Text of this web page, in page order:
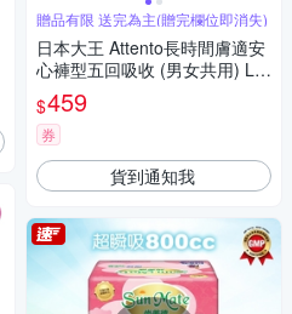
贈品有限 送完為主(贈完欄位即消失)
日本大王 Attento長時間膚適安
心褲型五回吸收 (男女共用) L-L
L(14片/包)
$459
券
貨到通知我